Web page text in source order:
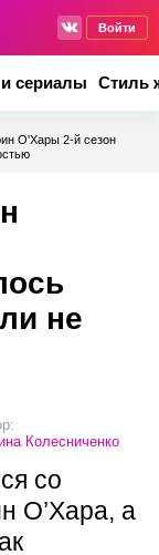
Войти
сериалы Стиль
О'Хары 2-й сезон
не
Колесниченко
со
О’Хара, а